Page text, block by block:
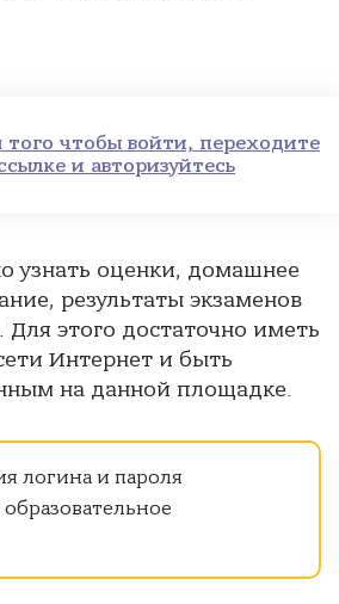
того чтобы войти, переходите
и авторизуйтесь
узнать оценки, домашнее
результаты экзаменов
Для этого достаточно иметь
Интернет и быть
на данной площадке.
логина и пароля